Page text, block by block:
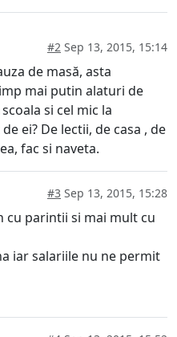
#2 Sep 13, 2015, 15:14
de masă, asta
mai putin alaturi de
si cel mic la
ei? De lectii, de casa , de
fac si naveta.
#3 Sep 13, 2015, 15:28
cu parintii si mai mult cu
iar salariile nu ne permit